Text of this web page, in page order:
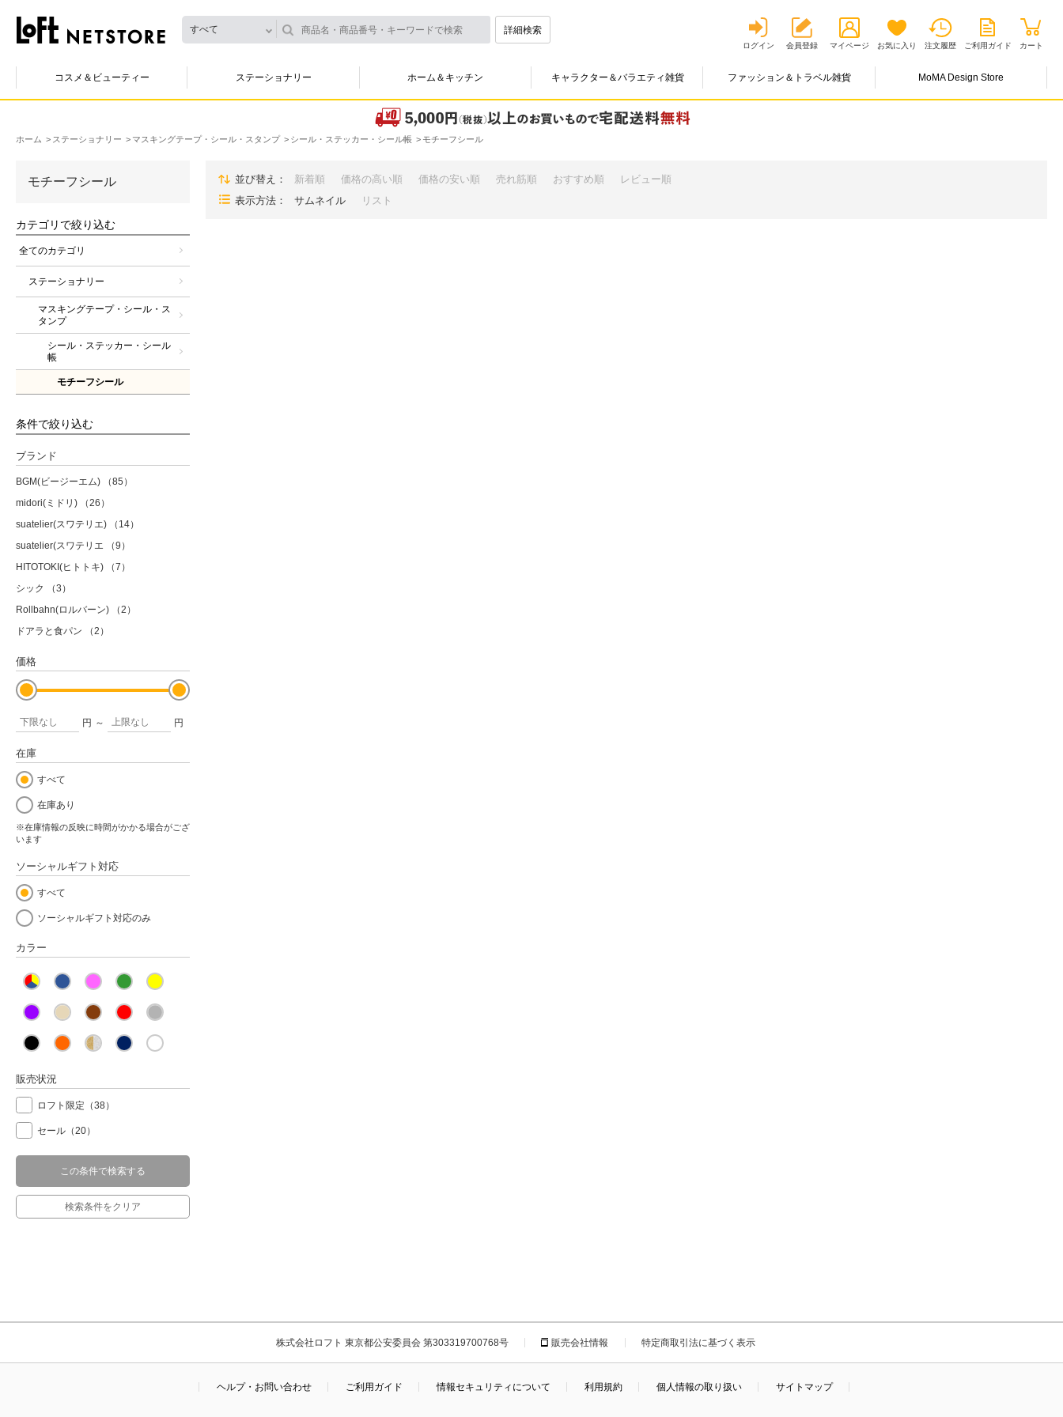
すべて 詳細検索
ログイン 会員登録 マイページ お気に入り 注文履歴 ご利用ガイド カート
コスメ＆ビューティー ステーショナリー ホーム＆キッチン キャラクター＆バラエティ雑貨 ファッション＆トラベル雑貨 MoMA Design Store
ホーム ステーショナリー マスキングテープ・シール・スタンプ シール・ステッカー・シール帳 モチーフシール
モチーフシール
カテゴリで絞り込む
全てのカテゴリ
ステーショナリー
マスキングテープ・シール・ス
タンプ
シール・ステッカー・シール
帳
モチーフシール
条件で絞り込む
ブランド
BGM(ビージーエム)
（85）
midori(ミドリ)
（26）
suatelier(スワテリエ)
（14）
suatelier(スワテリエ
（9）
HITOTOKI(ヒトトキ)
（7）
シック
（3）
Rollbahn(ロルバーン)
（2）
ドアラと食パン
（2）
価格
円 ～ 円
在庫
すべて
在庫あり
※在庫情報の反映に時間がかかる場合がござ
います
ソーシャルギフト対応
すべて
ソーシャルギフト対応のみ
カラー
販売状況
ロフト限定 （38）
セール （20）
この条件で検索する
検索条件をクリア
並び替え 新着順 価格の高い順 価格の安い順 売れ筋順 おすすめ順
レビュー順
表示方法
サムネイル リスト
株式会社ロフト 東京都公安委員会 第303319700768号 販売会社情報 特定商取引法に基づく表示
ヘルプ・お問い合わせ ご利用ガイド 情報セキュリティについて 利用規約 個人情報の取り扱い サイトマップ